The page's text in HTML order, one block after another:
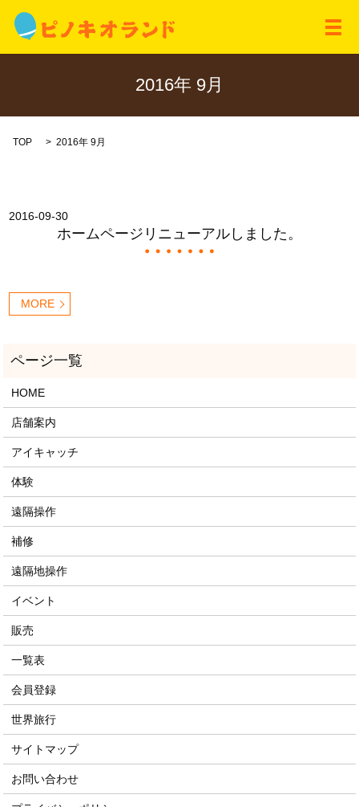
メ
2016年 9月
TOP 2016年 9月
2016-09-30
ホームページリニューアルしました。
MORE
HOME
店舗案内
アイキャッチ
体験
遠隔操作
補修
遠隔地操作
イベント
販売
一覧表
会員登録
世界旅行
サイトマップ
お問い合わせ